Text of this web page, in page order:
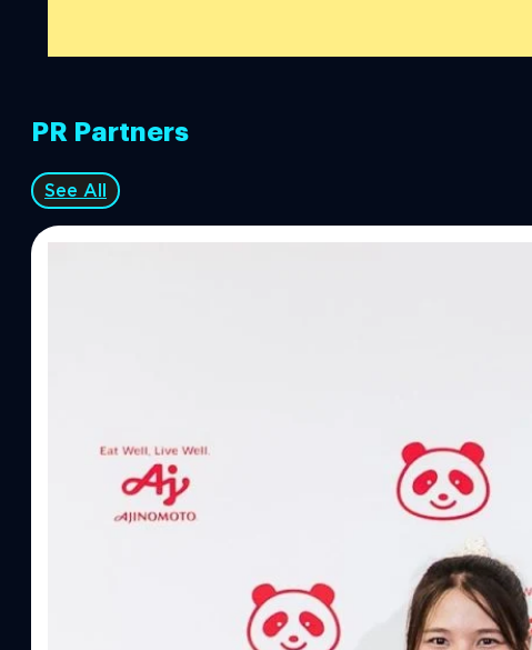
PR Partners
See All
บริษัท อายิโนะโมะโต๊ะ (ประเทศไทย) จำกัด จัดงาน The Heartbeat by
แนวคิดการดำเนินธุรกิจและการพัฒนาผลิตภัณฑ์ที่ขับเคลื่อนด้วยเทคโนโ
ผู้บริโภค ท่ามกลางการเติบโตของตลาด Health & Wellness ในประเทศไท
บาท หรือคิดเป็นสัดส่วนราว 8% ของผลิตภัณฑ์มวลรวมในประเทศ (GDP)
ความรู้หลักรูปแบบผลิตภัณฑ์ / โซลูชันกลุ่มเป้าหมายหลักNutrition & Well-
ประโยชน์จากกรดอะมิโน)aminoVITAL, AminoNITE,